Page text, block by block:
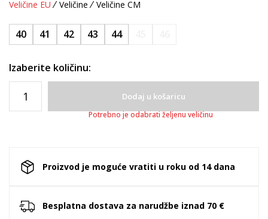
Veličine EU Veličine Veličine CM
40 41 42 43 44
Izaberite količinu:
Dodaj u košaricu
Potrebno je odabrati željenu veličinu
Proizvod je moguće vratiti u roku od 14 dana
Besplatna dostava za narudžbe iznad 70 €